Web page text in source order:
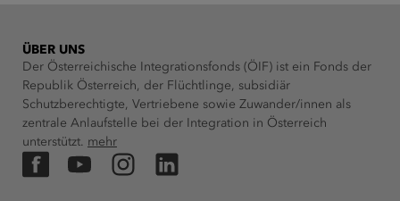
ÜBER UNS
Der Österreichische Integrationsfonds (ÖIF) ist ein Fonds der
Republik Österreich, der Flüchtlinge, subsidiär
Schutzberechtigte, Vertriebene sowie Zuwander/innen als
zentrale Anlaufstelle bei der Integration in Österreich
unterstützt. mehr
FacebookYouTubeInstagramLinkedIn